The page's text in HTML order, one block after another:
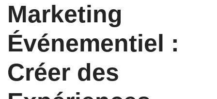
Marketing
Événementiel :
Créer des